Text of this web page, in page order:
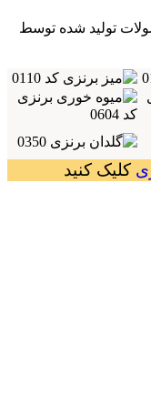
تولید شده توسط
کلیک کنید